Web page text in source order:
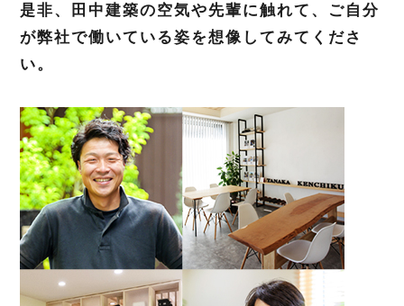
是非、田中建築の空気や先輩に触れて、ご自分
が弊社で働いている姿を想像してみてくださ
い。